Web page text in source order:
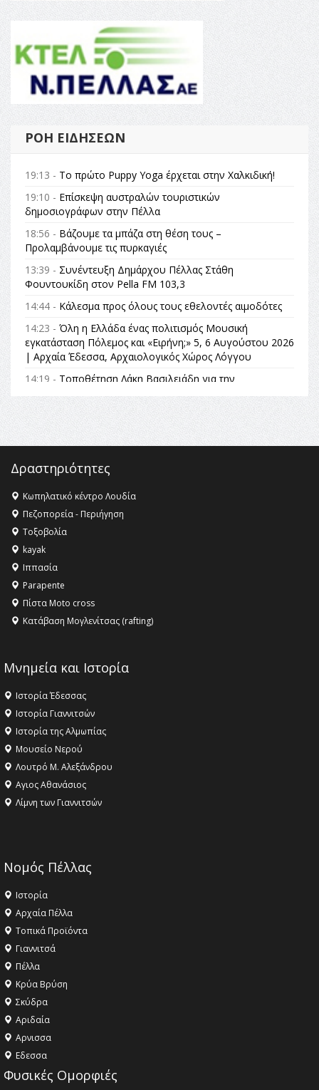
ΡΟΉ ΕΙΔΉΣΕΩΝ
19:13 - Το πρώτο Puppy Yoga έρχεται στην Χαλκιδική!
19:10 - Επίσκεψη αυστραλών τουριστικών
δημοσιογράφων στην Πέλλα
18:56 - Βάζουμε τα μπάζα στη θέση τους –
Προλαμβάνουμε τις πυρκαγιές
13:39 - Συνέντευξη Δημάρχου Πέλλας Στάθη
Φουντουκίδη στον Pella FM 103,3
14:44 - Κάλεσμα προς όλους τους εθελοντές αιμοδότες
14:23 - Όλη η Ελλάδα ένας πολιτισμός Μουσική
εγκατάσταση Πόλεμος και «Ειρήνη;» 5, 6 Αυγούστου 2026
| Αρχαία Έδεσσα, Αρχαιολογικός Χώρος Λόγγου
14:19 - Τοποθέτηση Λάκη Βασιλειάδη για την
θεσμικές διαδικασίες υπάρχει μόνο η ευθύνη απέναντι
στις επόμενες γενιές»
16:35 -Το πρόγραμμα του ΠΑΟΚ στον δεύτερο γύρο του
16:27 - Όλυμπος: Εντάχθηκε στον Κατάλογο Παγκόσμιας
Κληρονομιάς της UNESCO – Ομόφωνη η απόφαση Ο
Όλυμπος αναγνωρίστηκε ως φυσικό και πολιτιστικό
αγαθό εξέχουσας οικουμενικής αξίας για την
ανθρωπότητα
16:18 -
ΣΤΗΝ ΕΔΕΣΣΑ
Δραστηριότητες
Κωπηλατικό κέντρο Λουδία
Πεζοπορεία - Περιήγηση
Τοξοβολία
kayak
Ιππασία
Parapente
Πίστα Moto cross
Κατάβαση Μογλενίτσας (rafting)
Μνημεία και Ιστορία
Ιστορία Έδεσσας
Ιστορία Γιαννιτσών
Ιστορία της Αλμωπίας
Μουσείο Νερού
Λουτρό Μ. Αλεξάνδρου
Αγιος Αθανάσιος
Λίμνη των Γιαννιτσών
Νομός Πέλλας
Ιστορία
Αρχαία Πέλλα
Τοπικά Προϊόντα
Γιαννιτσά
Πέλλα
Κρύα Βρύση
Σκύδρα
Αριδαία
Aρνισσα
Eδεσσα
Φυσικές Ομορφιές